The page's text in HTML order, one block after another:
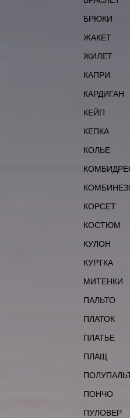
БРЮКИ
ЖАКЕТ
ЖИЛЕТ
КАПРИ
КАРДИГАН
КЕЙП
КЕПКА
КОЛЬЕ
КОРСЕТ
КОСТЮМ
КУЛОН
КУРТКА
МИТЕНКИ
ПАЛЬТО
ПЛАТОК
ПЛАТЬЕ
ПЛАЩ
ПОНЧО
ПУЛОВЕР